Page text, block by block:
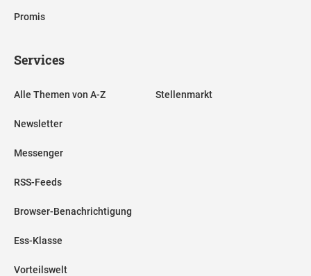
Promis
Services
Alle Themen von A-Z
Newsletter
Messenger
RSS-Feeds
Browser-Benachrichtigung
Ess-Klasse
Vorteilswelt
Stellenmarkt